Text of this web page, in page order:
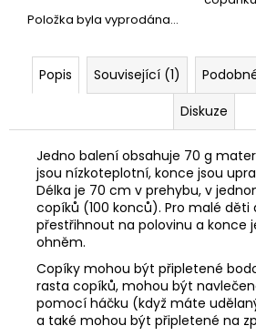
Položka byla vyprodána…
Popis Související (1)
Diskuze
Jedno balení obsahuje 70 g
jsou nízkoteplotní, konce jsou
Délka je 70 cm v prehybu, v
copíků (100 konců). Pro malé
přestřihnout na polovinu a konce
ohněm.
Copíky mohou být připletené
rasta copíků, mohou být
pomocí háčku (když máte
a také mohou být připletené na